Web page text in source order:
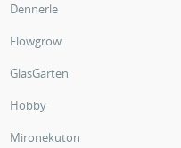
Dennerle
Flowgrow
GlasGarten
Hobby
Mironekuton